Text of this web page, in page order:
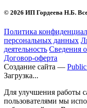
© 2026 ИП Гордеева Н.Б.
Политика
персональных данных
деятельность Сведения
Договор-оферта
Создание сайта —
Загрузка...
Для улучшения работы
пользователями мы